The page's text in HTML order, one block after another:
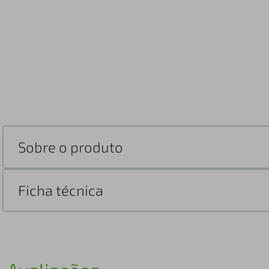
Sobre o produto
Ficha técnica